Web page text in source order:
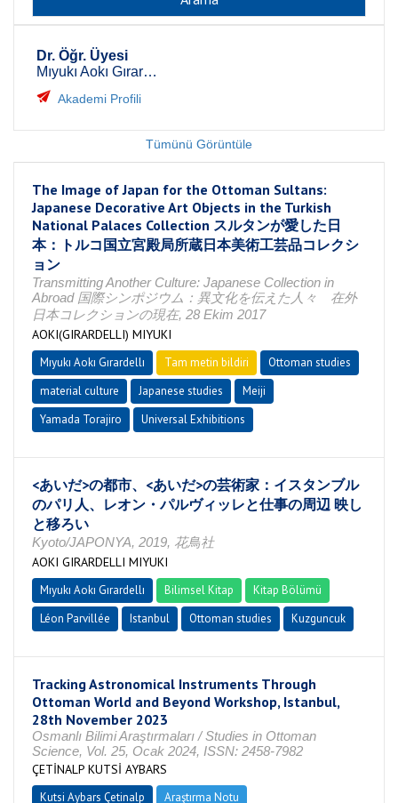
Dr. Öğr. Üyesi
Mıyukı Aokı Gırardellı
Akademi Profili
Tümünü Görüntüle
The Image of Japan for the Ottoman Sultans:
Japanese Decorative Art Objects in the Turkish
National Palaces Collection スルタンが愛した日
本：トルコ国立宮殿局所蔵日本美術工芸品コレクシ
ョン
Transmitting Another Culture: Japanese Collection in
Abroad 国際シンポジウム：異文化を伝えた人々 在外
日本コレクションの現在, 28 Ekim 2017
AOKI(GIRARDELLI) MIYUKI
Mıyukı Aokı Gırardellı Tam metin bildiri
Ottoman studies
material culture
Japanese studies
Meiji
Yamada Torajiro
Universal Exhibitions
<あいだ>の都市、<あいだ>の芸術家：イスタンブル
のパリ人、レオン・パルヴィッレと仕事の周辺 映し
と移ろい
Kyoto/JAPONYA, 2019, 花鳥社
AOKI GIRARDELLI MIYUKI
Mıyukı Aokı Gırardellı Bilimsel Kitap
Kitap Bölümü
Léon Parvillée
Istanbul Ottoman studies Kuzguncuk
Tracking Astronomical Instruments Through
Ottoman World and Beyond Workshop, Istanbul,
28th November 2023
Osmanlı Bilimi Araştırmaları / Studies in Ottoman
Science, Vol. 25, Ocak 2024, ISSN: 2458-7982
ÇETİNALP KUTSİ AYBARS
Kutsi Aybars Çetinalp Araştırma Notu